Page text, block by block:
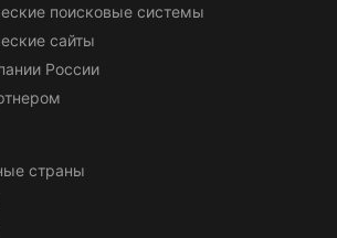
поисковые системы
сайты
России
страны